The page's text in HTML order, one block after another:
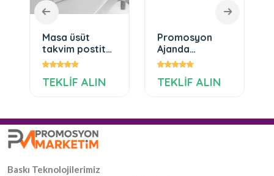
Masa üsüt
takvim postit
008
TEKLİF ALIN
Promosyon
Ajanda
Organizer
Baskılı Ajanda
TEKLİF ALIN
Baskı Teknolojilerimiz